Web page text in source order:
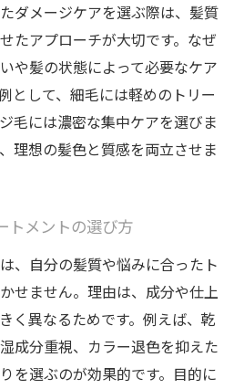
ダメージケアを選ぶ際は、髪質
たアプローチが大切です。なぜ
や髪の状態によって必要なケア
として、細毛には軽めのトリー
毛には濃密な集中ケアを選びま
理想の髪色と質感を両立させま
トメントの選び方
、自分の髪質や悩みに合ったト
せません。理由は、成分や仕上
く異なるためです。例えば、乾
成分重視、カラー退色を抑えた
を選ぶのが効果的です。目的に